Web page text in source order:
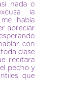
nada o
la
había
apreciar
con
clase
recitara
pecho y
que